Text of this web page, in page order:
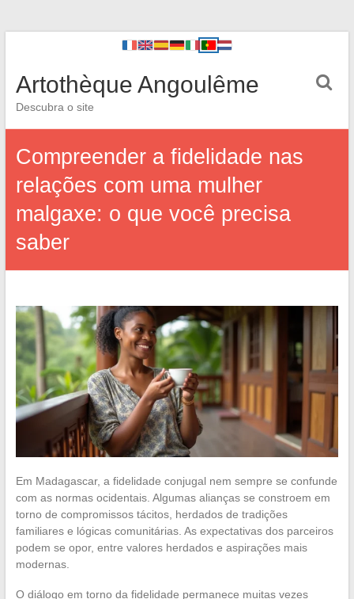
Artothèque Angoulême
Descubra o site
Compreender a fidelidade nas
relações com uma mulher
malgaxe: o que você precisa
saber
Em Madagascar, a fidelidade conjugal nem sempre se confunde
com as normas ocidentais. Algumas alianças se constroem em
torno de compromissos tácitos, herdados de tradições
familiares e lógicas comunitárias. As expectativas dos parceiros
podem se opor, entre valores herdados e aspirações mais
modernas.
O diálogo em torno da fidelidade permanece muitas vezes